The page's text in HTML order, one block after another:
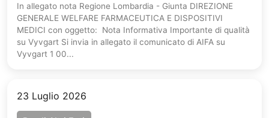
In allegato nota Regione Lombardia - Giunta DIREZIONE
GENERALE WELFARE FARMACEUTICA E DISPOSITIVI
MEDICI con oggetto: Nota Informativa Importante di qualità
su Vyvgart Si invia in allegato il comunicato di AIFA su
Vyvgart 1 00...
23 Luglio 2026